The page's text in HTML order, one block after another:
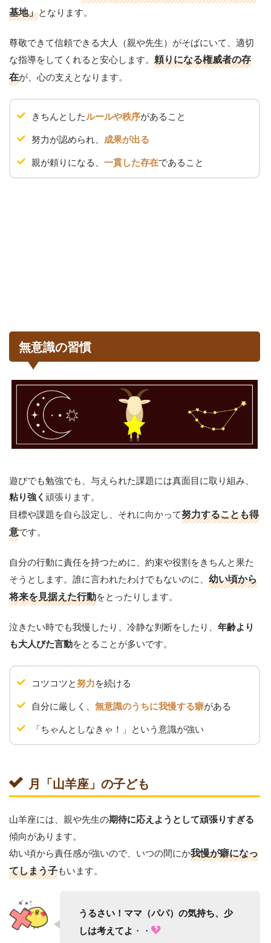
基地」となります。
尊敬できて信頼できる大人（親や先生）がそばにいて、適切
な指導をしてくれると安心します。 頼りになる権威者の存
在が、心の支えとなります。
きちんとしたルールや秩序があること
努力が認められ、 成果が出る
親が頼りになる、 一貫した存在であること
無意識の習慣
遊びでも勉強でも、与えられた課題には真面目に取り組み、
粘り強く頑張ります。
目標や課題を自ら設定し、それに向かって努力することも得
意です。
自分の行動に責任を持つために、約束や役割をきちんと果た
そうとします。誰に言われたわけでもないのに、 幼い頃から
将来を見据えた行動をとったりします。
泣きたい時でも我慢したり、冷静な判断をしたり、 年齢より
も大人びた言動をとることが多いです。
コツコツと努力を続ける
自分に厳しく、 無意識のうちに我慢する癖がある
「ちゃんとしなきゃ！」という意識が強い
月「山羊座」の子ども
山羊座には、親や先生の期待に応えようとして頑張りすぎる
傾向があります。
幼い頃から責任感が強いので、いつの間にか我慢が癖になっ
てしまう子もいます。
うるさい！ママ（パパ）の気持ち、少
しは考えてよ ・・